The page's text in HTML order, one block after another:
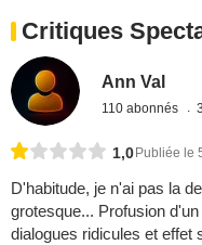
Critiques
Ann Val
110 abonnés
1,0 Publiée le
D'habitude, je n'ai pas la
grotesque... Profusion
dialogues ridicules et effet